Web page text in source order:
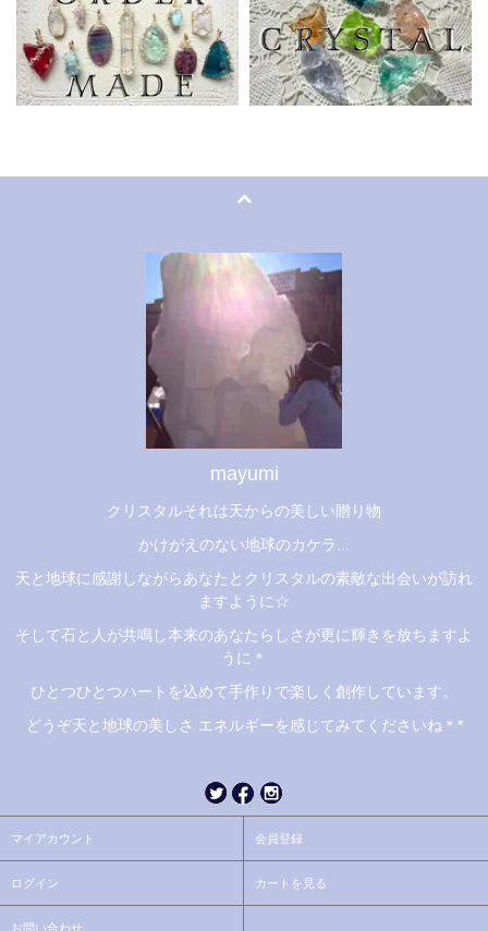
mayumi
クリスタルそれは天からの美しい贈り物
かけがえのない地球のカケラ...
天と地球に感謝しながらあなたとクリスタルの素敵な出会いが訪れ
ますように☆
そして石と人が共鳴し本来のあなたらしさが更に輝きを放ちますよ
うに＊
ひとつひとつハートを込めて手作りで楽しく創作しています。
どうぞ天と地球の美しさ エネルギーを感じてみてくださいね＊*
マイアカウント 会員登録
ログイン カートを見る
お問い合わせ